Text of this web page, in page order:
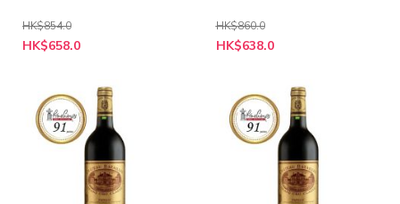
HK$854.0
特
殊
HK$658.0
HK$860.0
特
殊
HK$638.0